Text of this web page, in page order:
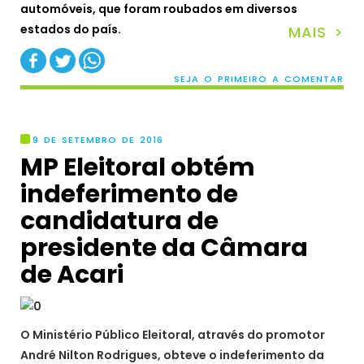
automóveis, que foram roubados em diversos
estados do país.
MAIS >
SEJA O PRIMEIRO A COMENTAR
9 DE SETEMBRO DE 2016
MP Eleitoral obtém
indeferimento de
candidatura de
presidente da Câmara
de Acari
O Ministério Público Eleitoral, através do promotor
André Nilton Rodrigues, obteve o indeferimento da